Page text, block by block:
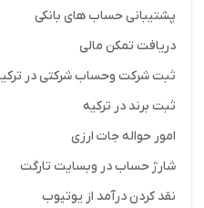
پشتیبانی حساب های بانکی
دریافت تمکن مالی
ثبت شرکت وحساب شرکتی در
ثبت برند در ترکیه
امور حواله جات ارزی
شارژ حساب در وبسایت تارگت
نقد کردن درآمد از یوتیوب